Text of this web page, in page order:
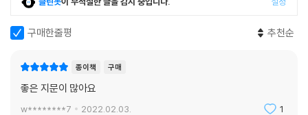
구매한줄평 추천순
종이책 구매
좋은 지문이 많아요
w********7 2022.02.03. 1